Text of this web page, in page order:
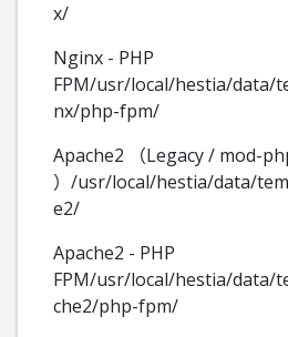
x/
Nginx - PHP
FPM/usr/local/hestia/data/
nx/php-fpm/
Apache2 （Legacy / mod-
）/usr/local/hestia/data/
e2/
Apache2 - PHP
FPM/usr/local/hestia/data/
che2/php-fpm/